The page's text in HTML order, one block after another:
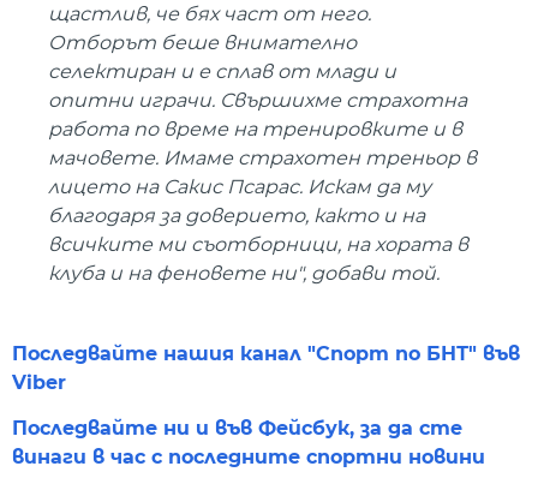
щастлив, че бях част от него.
Отборът беше внимателно
селектиран и е сплав от млади и
опитни играчи. Свършихме страхотна
работа по време на тренировките и в
мачовете. Имаме страхотен треньор в
лицето на Сакис Псарас. Искам да му
благодаря за доверието, както и на
всичките ми съотборници, на хората в
клуба и на феновете ни", добави той.
Последвайте нашия канал "Спорт по БНТ" във
Viber
Последвайте ни и във Фейсбук, за да сте
винаги в час с последните спортни новини